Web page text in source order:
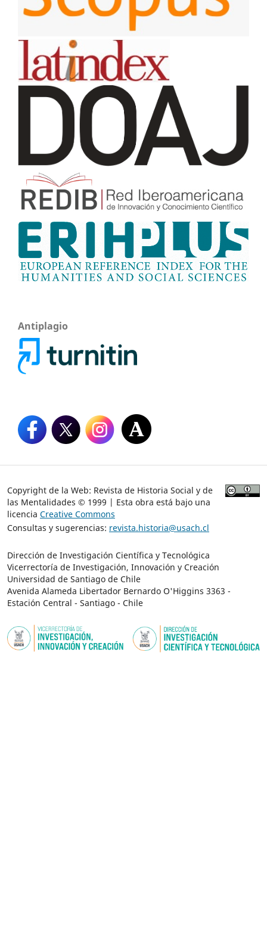
Antiplagio
Copyright de la Web: Revista de Historia Social y de
las Mentalidades © 1999 | Esta obra está bajo una
licencia Creative Commons
Consultas y sugerencias: revista.historia@usach.cl
Dirección de Investigación Científica y Tecnológica
Vicerrectoría de Investigación, Innovación y Creación
Universidad de Santiago de Chile
Avenida Alameda Libertador Bernardo O'Higgins 3363 -
Estación Central - Santiago - Chile